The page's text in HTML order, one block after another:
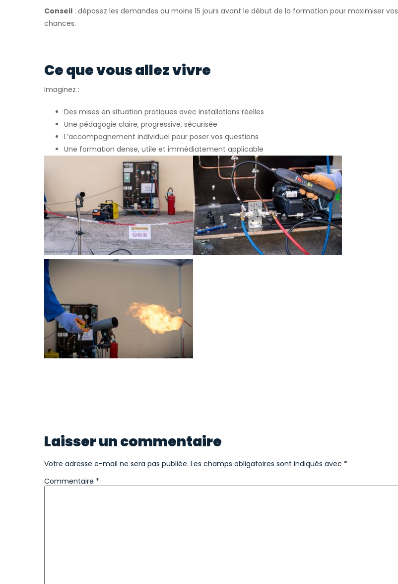
Conseil : déposez les demandes au moins 15 jours avant le début de la formation pour maximiser vos
chances.
Ce que vous allez vivre
Imaginez :
Des mises en situation pratiques avec installations réelles
Une pédagogie claire, progressive, sécurisée
L’accompagnement individuel pour poser vos questions
Une formation dense, utile et immédiatement applicable
Laisser un commentaire
Votre adresse e-mail ne sera pas publiée. Les champs obligatoires sont indiqués avec *
Commentaire *